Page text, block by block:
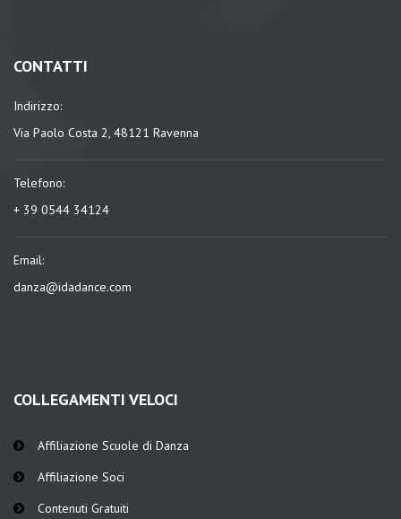
CONTATTI
Indirizzo:
Via Paolo Costa 2, 48121 Ravenna
Telefono:
+ 39 0544 34124
Email:
danza@idadance.com
COLLEGAMENTI VELOCI
Affiliazione Scuole di Danza
Affiliazione Soci
Contenuti Gratuiti